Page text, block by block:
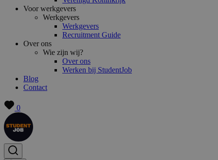
Voor werkgevers
Werkgevers
Werkgevers
Recruitment Guide
Over ons
Wie zijn wij?
Over ons
Werken bij StudentJob
Blog
Contact
0